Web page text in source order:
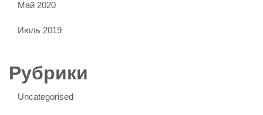
Май 2020
Июль 2019
Рубрики
Uncategorised